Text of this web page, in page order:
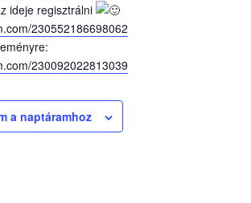
ideje regisztrálni
230552186698062
230092022813039
a naptáramhoz